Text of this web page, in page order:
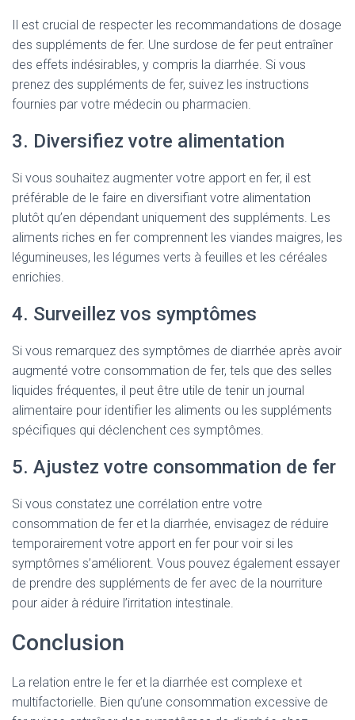
Il est crucial de respecter les recommandations de dosage
des suppléments de fer. Une surdose de fer peut entraîner
des effets indésirables, y compris la diarrhée. Si vous
prenez des suppléments de fer, suivez les instructions
fournies par votre médecin ou pharmacien.
3. Diversifiez votre alimentation
Si vous souhaitez augmenter votre apport en fer, il est
préférable de le faire en diversifiant votre alimentation
plutôt qu’en dépendant uniquement des suppléments. Les
aliments riches en fer comprennent les viandes maigres, les
légumineuses, les légumes verts à feuilles et les céréales
enrichies.
4. Surveillez vos symptômes
Si vous remarquez des symptômes de diarrhée après avoir
augmenté votre consommation de fer, tels que des selles
liquides fréquentes, il peut être utile de tenir un journal
alimentaire pour identifier les aliments ou les suppléments
spécifiques qui déclenchent ces symptômes.
5. Ajustez votre consommation de fer
Si vous constatez une corrélation entre votre
consommation de fer et la diarrhée, envisagez de réduire
temporairement votre apport en fer pour voir si les
symptômes s’améliorent. Vous pouvez également essayer
de prendre des suppléments de fer avec de la nourriture
pour aider à réduire l’irritation intestinale.
Conclusion
La relation entre le fer et la diarrhée est complexe et
multifactorielle. Bien qu’une consommation excessive de